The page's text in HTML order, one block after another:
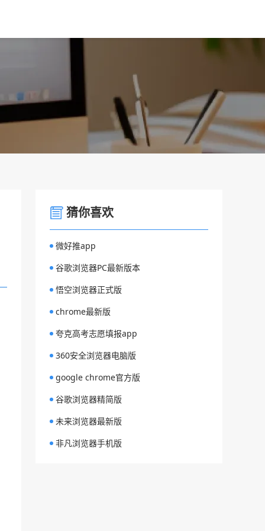
猜你喜欢
微好推app
谷歌浏览器PC最新版本
悟空浏览器正式版
chrome最新版
夸克高考志愿填报app
360安全浏览器电脑版
google chrome官方版
谷歌浏览器精简版
未来浏览器最新版
非凡浏览器手机版